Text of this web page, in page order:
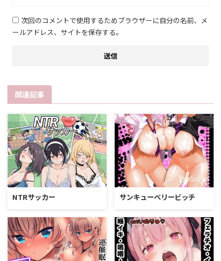
次回のコメントで使用するためブラウザーに自分の名前、メ
ールアドレス、サイトを保存する。
関連記事
2026/8/9
NTRサッカー
2026/8/9
サンキューベリービッチ